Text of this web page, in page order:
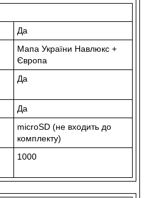
Да
Мапа України Навлюкс +
Європа
Да
Да
microSD (не входить до
комплекту)
1000